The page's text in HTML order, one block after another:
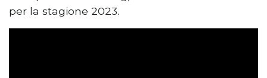
per la stagione 2023.